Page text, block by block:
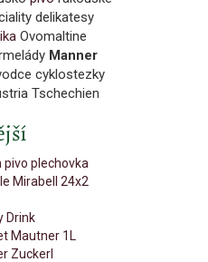
delikatesy
Ovomaltine
Manner
cyklostezky
Tschechien
pivo plechovka
Mirabell 24x2
Drink
Mautner 1L
Zuckerl